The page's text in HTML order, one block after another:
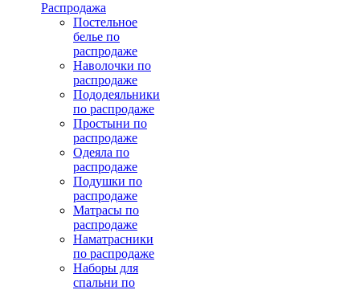
Распродажа
Постельное
белье по
распродаже
Наволочки по
распродаже
Пододеяльники
по распродаже
Простыни по
распродаже
Одеяла по
распродаже
Подушки по
распродаже
Матрасы по
распродаже
Наматрасники
по распродаже
Наборы для
спальни по